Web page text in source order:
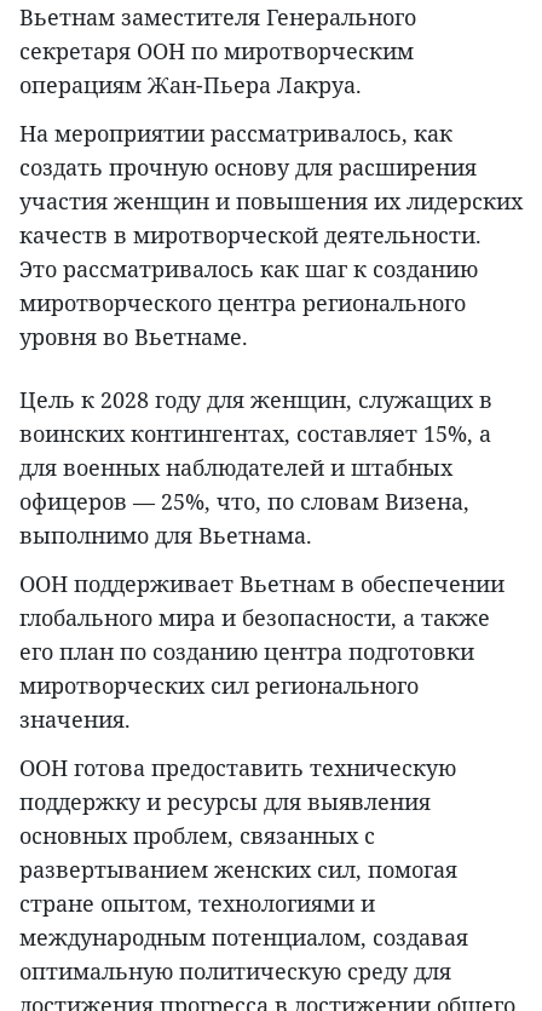
Вьетнам заместителя Генерального
секретаря ООН по миротворческим
операциям Жан-Пьера Лакруа.
На мероприятии рассматривалось, как
создать прочную основу для расширения
участия женщин и повышения их лидерских
качеств в миротворческой деятельности.
Это рассматривалось как шаг к созданию
миротворческого центра регионального
уровня во Вьетнаме.
Цель к 2028 году для женщин, служащих в
воинских контингентах, составляет 15%, а
для военных наблюдателей и штабных
офицеров — 25%, что, по словам Визена,
выполнимо для Вьетнама.
ООН поддерживает Вьетнам в обеспечении
глобального мира и безопасности, а также
его план по созданию центра подготовки
миротворческих сил регионального
значения.
ООН готова предоставить техническую
поддержку и ресурсы для выявления
основных проблем, связанных с
развертыванием женских сил, помогая
стране опытом, технологиями и
международным потенциалом, создавая
оптимальную политическую среду для
достижения прогресса в достижении общего